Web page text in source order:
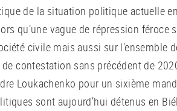
de la situation politique actuelle
qu’une vague de répression féroce
civile mais aussi sur l’ensemble
contestation sans précédent de
Loukachenko pour un sixième
sont aujourd’hui détenus en